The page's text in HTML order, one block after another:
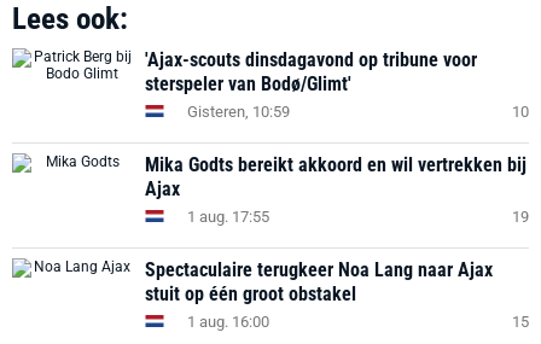
Lees ook:
'Ajax-scouts dinsdagavond op tribune voor
sterspeler van Bodø/Glimt'
Gisteren, 10:59 10
Mika Godts bereikt akkoord en wil vertrekken bij
Ajax
1 aug. 17:55 19
Spectaculaire terugkeer Noa Lang naar Ajax
stuit op één groot obstakel
1 aug. 16:00 15